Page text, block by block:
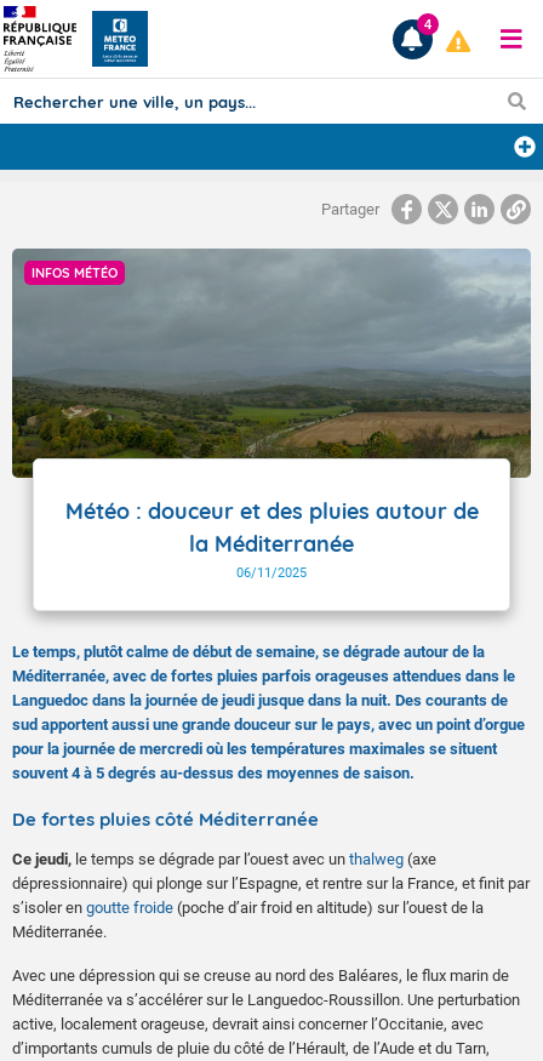
Prévisions
TOUS LES RÉSULTATS
4
Partager
INFOS MÉTÉO
Météo : douceur et des pluies autour de
la Méditerranée
06/11/2025
Le temps, plutôt calme de début de semaine, se dégrade autour de la
Méditerranée, avec de fortes pluies parfois orageuses attendues dans le
Languedoc dans la journée de jeudi jusque dans la nuit. Des courants de
sud apportent aussi une grande douceur sur le pays, avec un point d’orgue
pour la journée de mercredi où les températures maximales se situent
souvent 4 à 5 degrés au-dessus des moyennes de saison.
De fortes pluies côté Méditerranée
Ce jeudi, le temps se dégrade par l’ouest avec un thalweg (axe
dépressionnaire) qui plonge sur l’Espagne, et rentre sur la France, et finit par
s’isoler en goutte froide (poche d’air froid en altitude) sur l’ouest de la
Méditerranée.
Avec une dépression qui se creuse au nord des Baléares, le flux marin de
Méditerranée va s’accélérer sur le Languedoc-Roussillon. Une perturbation
active, localement orageuse, devrait ainsi concerner l’Occitanie, avec
d’importants cumuls de pluie du côté de l’Hérault, de l’Aude et du Tarn,